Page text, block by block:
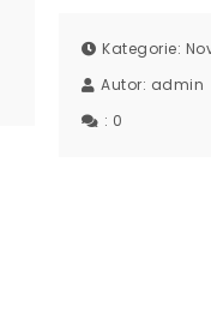
Kategorie:
Autor: admin
: 0